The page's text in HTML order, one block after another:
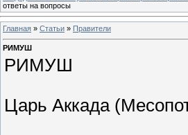
ответы на вопросы
Главная » Статьи » Правители
РИМУШ
РИМУШ
Царь Аккада